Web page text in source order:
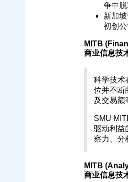
争中脱
新加
初创
MITB
商业信息技
科学技术
位并不断
及交易额
SMU
驱动利益
察力、分
MITB
商业信息技